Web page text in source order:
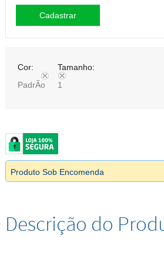
Cor:
PadrÃo
Tamanho:
1
Produto Sob Encomenda
Descrição do